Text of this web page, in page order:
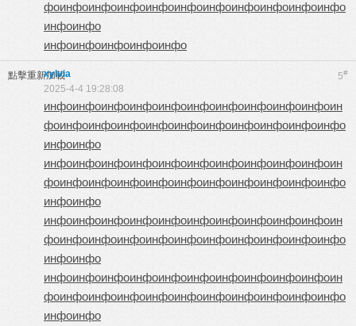
фоинфоинфоинфоинфоинфоинфоинфоинфоинфоинфо
инфоинфо
инфоинфоинфоинфоинфо
點擊重新加載 5#
xylvia
2025-4-4 19:28:08
инфоинфоинфоинфоинфоинфоинфоинфоинфоинфоин
фоинфоинфоинфоинфоинфоинфоинфоинфоинфоинфо
инфоинфо
инфоинфоинфоинфоинфоинфоинфоинфоинфоинфоин
фоинфоинфоинфоинфоинфоинфоинфоинфоинфоинфо
инфоинфо
инфоинфоинфоинфоинфоинфоинфоинфоинфоинфоин
фоинфоинфоинфоинфоинфоинфоинфоинфоинфоинфо
инфоинфо
инфоинфоинфоинфоинфоинфоинфоинфоинфоинфоин
фоинфоинфоинфоинфоинфоинфоинфоинфоинфоинфо
инфоинфо